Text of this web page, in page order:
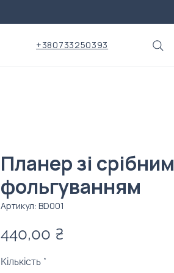
+380733250393
Планер зі срібним
фольгуванням
Артикул: BD001
440,00 ₴
Кількість *